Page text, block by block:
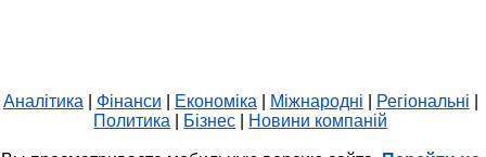
Аналітика Фінанси Економіка Міжнародні Регіональні
Политика
Бізнес Новини компаній